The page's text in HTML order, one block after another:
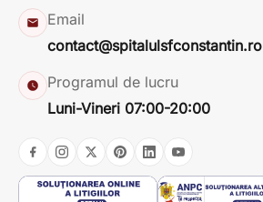
Email
contact@spitalulsfconstantin.ro
Programul de lucru
Luni-Vineri 07:00-20:00